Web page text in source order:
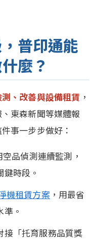
普印通能
麼？
、改善與設備租賃 ，
東森新聞等媒體報
事一步步做好：
品偵測連續監測，
時段。
機租賃方案，用最省
。
接「托育服務品質獎